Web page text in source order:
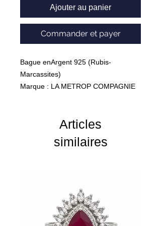
Ajouter au panier
Commander et payer
Bague enArgent 925 (Rubis-
Marcassites)
Marque : LA METROP COMPAGNIE
Articles
similaires